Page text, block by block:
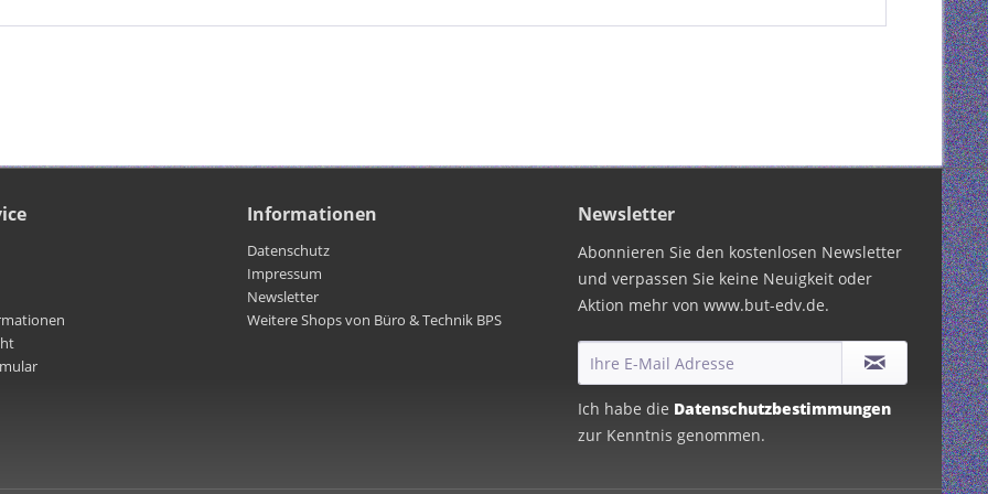
Informationen
Datenschutz
Impressum
Newsletter
Weitere Shops von Büro & Technik BPS
Newsletter
Abonnieren Sie den kostenlosen Newsletter
und verpassen Sie keine Neuigkeit oder
Aktion mehr von www.but-edv.de.
Ich habe die Datenschutzbestimmungen
zur Kenntnis genommen.